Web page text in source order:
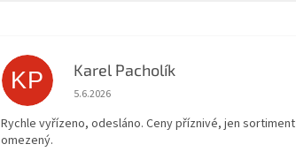
KP Karel Pacholík
Hodnocení obchodu je 4 z 5 hvězdiček.
5.6.2026
Rychle vyřízeno, odesláno. Ceny příznivé, jen sortiment
omezený.